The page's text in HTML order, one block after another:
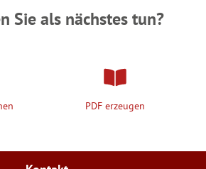
Sie als nächstes tun?
PDF erzeugen